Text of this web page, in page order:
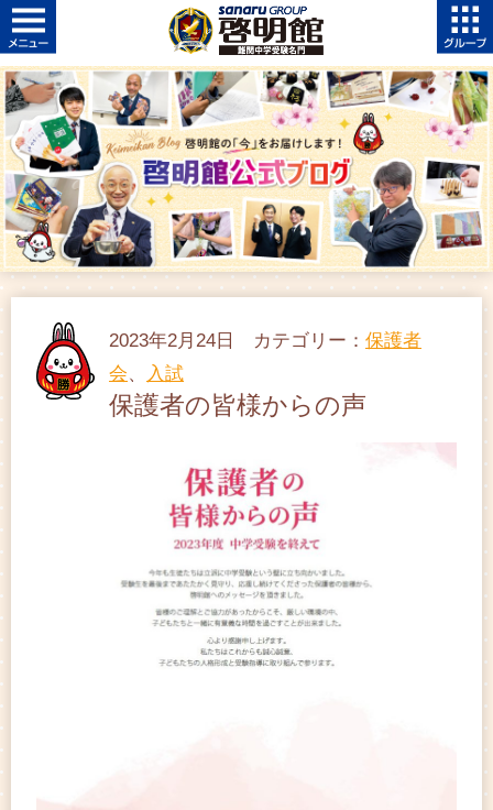
2023年2月24日 カテゴリー： 保護者
会、 入試
保護者の皆様からの声